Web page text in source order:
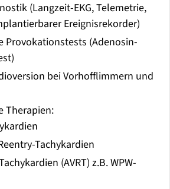
(Langzeit-EKG, Telemetrie,
Ereignisrekorder)
Provokationstests (Adenosin-
bei Vorhofflimmern und
Therapien:
Tachykardien
(AVRT) z.B. WPW-